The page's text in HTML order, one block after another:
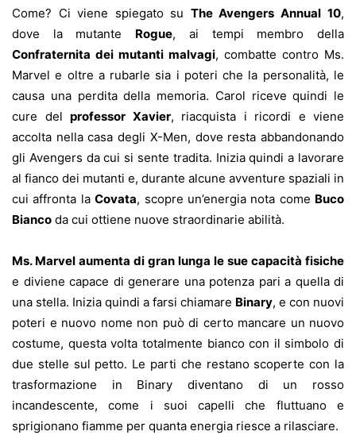
Come? Ci viene spiegato su The Avengers Annual 10,
dove la mutante Rogue, ai tempi membro della
Confraternita dei mutanti malvagi, combatte contro Ms.
Marvel e oltre a rubarle sia i poteri che la personalità, le
causa una perdita della memoria. Carol riceve quindi le
cure del professor Xavier, riacquista i ricordi e viene
accolta nella casa degli X-Men, dove resta abbandonando
gli Avengers da cui si sente tradita. Inizia quindi a lavorare
al fianco dei mutanti e, durante alcune avventure spaziali in
cui affronta laCovata, scopre un’energia nota come Buco
Bianco da cui ottiene nuove straordinarie abilità.
Ms. Marvel aumenta di gran lunga le sue capacità fisiche
e diviene capace di generare una potenza pari a quella di
una stella. Inizia quindi a farsi chiamare Binary, e con nuovi
poteri e nuovo nome non può di certo mancare un nuovo
costume, questa volta totalmente bianco con il simbolo di
due stelle sul petto. Le parti che restano scoperte con la
trasformazione in Binary diventano di un rosso
incandescente, come i suoi capelli che fluttuano e
sprigionano fiamme per quanta energia riesce a rilasciare.